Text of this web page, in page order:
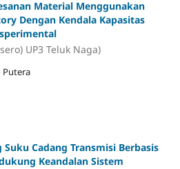
Material Menggunakan
Dengan Kendala Kapasitas
UP3 Teluk Naga)
Putera
Cadang Transmisi Berbasis
Keandalan Sistem